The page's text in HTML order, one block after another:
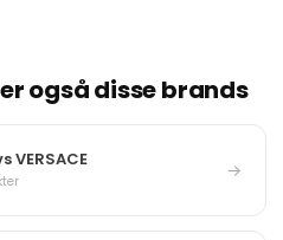
også disse brands
VERSACE →